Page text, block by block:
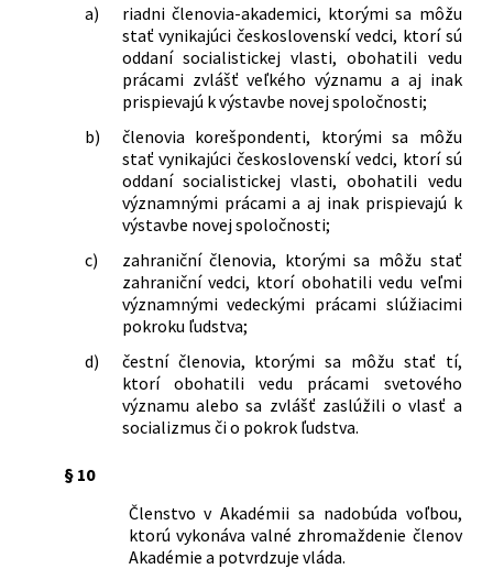
a)
riadni členovia-akademici, ktorými sa môžu
stať vynikajúci československí vedci, ktorí sú
oddaní socialistickej vlasti, obohatili vedu
prácami zvlášť veľkého významu a aj inak
prispievajú k výstavbe novej spoločnosti;
b)
členovia korešpondenti, ktorými sa môžu
stať vynikajúci československí vedci, ktorí sú
oddaní socialistickej vlasti, obohatili vedu
významnými prácami a aj inak prispievajú k
výstavbe novej spoločnosti;
c)
zahraniční členovia, ktorými sa môžu stať
zahraniční vedci, ktorí obohatili vedu veľmi
významnými vedeckými prácami slúžiacimi
pokroku ľudstva;
d)
čestní členovia, ktorými sa môžu stať tí,
ktorí obohatili vedu prácami svetového
významu alebo sa zvlášť zaslúžili o vlasť a
socializmus či o pokrok ľudstva.
§ 10
Členstvo v Akadémii sa nadobúda voľbou,
ktorú vykonáva valné zhromaždenie členov
Akadémie a potvrdzuje vláda.